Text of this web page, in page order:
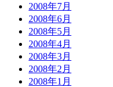
2008年7月
2008年6月
2008年5月
2008年4月
2008年3月
2008年2月
2008年1月